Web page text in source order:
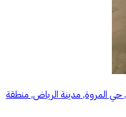
مستودع للإيجار في شارع 26219132, حي المروة, مدينة الرياض, منطقة